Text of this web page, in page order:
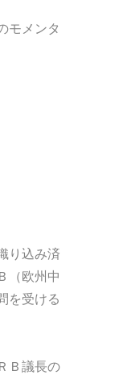
モメンタ
り込み済
（欧州中
を受ける
Ｂ議長の